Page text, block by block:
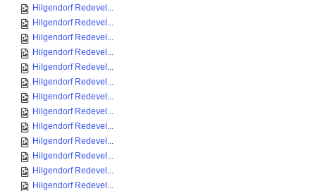
Hilgendorf Redevel...
Hilgendorf Redevel...
Hilgendorf Redevel...
Hilgendorf Redevel...
Hilgendorf Redevel...
Hilgendorf Redevel...
Hilgendorf Redevel...
Hilgendorf Redevel...
Hilgendorf Redevel...
Hilgendorf Redevel...
Hilgendorf Redevel...
Hilgendorf Redevel...
Hilgendorf Redevel...